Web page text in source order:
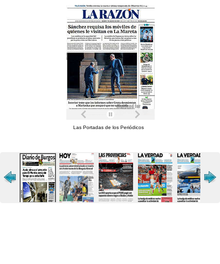
Las Portadas de los Periódicos